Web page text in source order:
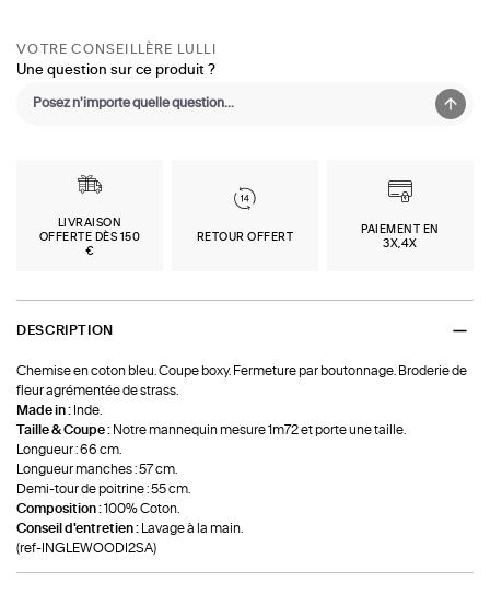
VOTRE CONSEILLÈRE LULLI
Une question sur ce produit ?
LIVRAISON
OFFERTE DÈS 150
€
RETOUR OFFERT
PAIEMENT EN
3X,4X
DESCRIPTION
Chemise en coton bleu. Coupe boxy. Fermeture par boutonnage. Broderie de
fleur agrémentée de strass.
Made in : Inde.
Taille & Coupe : Notre mannequin mesure 1m72 et porte une taille.
Longueur : 66 cm.
Longueur manches : 57 cm.
Demi-tour de poitrine : 55 cm.
Composition :100% Coton.
Conseil d'entretien :
Lavage à la main.
(ref-INGLEWOODI2SA)